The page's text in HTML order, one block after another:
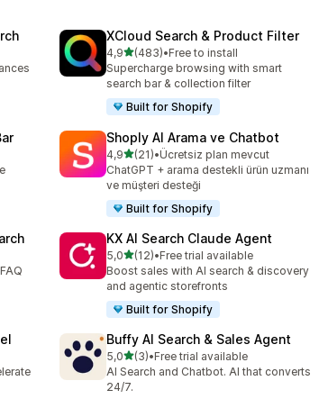
XCloud Search & Product Filter
4,95 yıldız üzerinden
(483)
toplam 483 değerlendirme
•Free to install
Supercharge browsing with smart
search bar & collection filter
Built for Shopify
Shoply AI Arama ve Chatbot
4,95 yıldız üzerinden
(21)
toplam 21 değerlendirme
•Ücretsiz plan mevcut
ChatGPT + arama destekli ürün uzmanı
ve müşteri desteği
Built for Shopify
KX AI Search Claude Agent
5,05 yıldız üzerinden
(12)
toplam 12 değerlendirme
•Free trial available
Boost sales with AI search & discovery
and agentic storefronts
Built for Shopify
Buffy AI Search & Sales Agent
5,05 yıldız üzerinden
(3)
toplam 3 değerlendirme
•Free trial available
AI Search and Chatbot. AI that converts
24/7.